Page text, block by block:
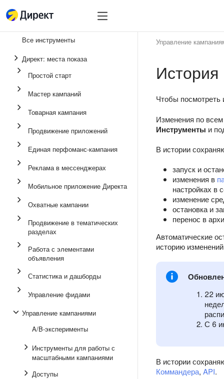
Инструменты
Реклама в
Медийная реклама
Мастер кампаний
Все инструменты
Директ: места показа
Простой старт
Мастер кампаний
Товарная кампания
Продвижение приложений
Единая перфоманс-кампания
Реклама в мессенджерах
Мобильное приложение Директа
Охватные кампании
Продвижение в тематических
разделах
Работа с элементами
объявления
Статистика и дашборды
Управление фидами
Управление кампаниями
A/B-эксперименты
Инструменты для работы с
масштабными кампаниями
Доступы
Управление
Чтобы посмотреть
Изменения по
Инструменты и
В истории
запуск и
изменения в
настройках в
изменение
остановка и
перенос в
Автоматические
историю
22
С 6
В истории
Коммандера, API.